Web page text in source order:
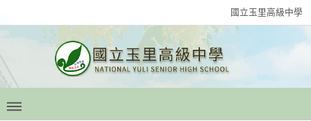
國立玉里高級中學